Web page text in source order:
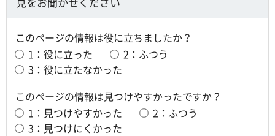
このページの情報は役に立ちましたか？
1：役に立った
2：ふつう
3：役に立たなかった
このページの情報は見つけやすかったですか？
1：見つけやすかった
2：ふつう
3：見つけにくかった